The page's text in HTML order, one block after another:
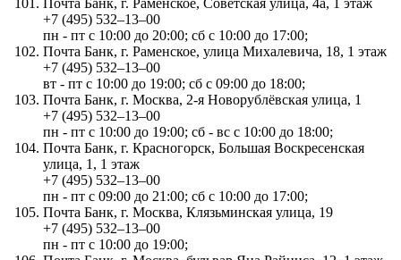
+7 (495) 532‒13‒00
пн - пт с 10:00 до 20:00; сб с 10:00 до 17:00;
Почта Банк, г. Раменское, улица Михалевича, 18, 1 этаж
+7 (495) 532‒13‒00
вт - пт с 10:00 до 19:00; сб с 09:00 до 18:00;
Почта Банк, г. Москва, 2-я Новорублёвская улица, 1
+7 (495) 532‒13‒00
пн - пт с 10:00 до 19:00; сб - вс с 10:00 до 18:00;
Почта Банк, г. Красногорск, Большая Воскресенская
улица, 1, 1 этаж
+7 (495) 532‒13‒00
пн - пт с 09:00 до 21:00; сб с 10:00 до 17:00;
Почта Банк, г. Москва, Клязьминская улица, 19
+7 (495) 532‒13‒00
пн - пт с 10:00 до 19:00;